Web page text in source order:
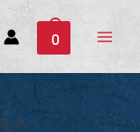
0
Main
Menu
in